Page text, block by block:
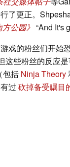
了更正。
方公园》 “And It's
戏的粉丝们开始
这些粉丝的反应
包括 Ninja Theory
过 砍掉备受瞩目